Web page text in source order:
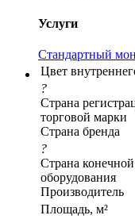
Услуги
Стандартный
Цвет
?
Страна
торговой марки
Страна бренда
?
Страна
оборудования
Производитель
Площадь, м²